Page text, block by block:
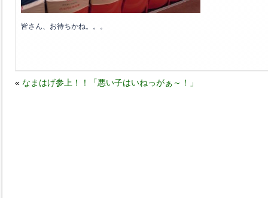
皆さん、お待ちかね。。。
« なまはげ参上！！「悪い子はいねっがぁ～！」